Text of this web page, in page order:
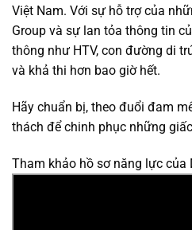
Việt Nam. Với sự hỗ trợ của
Group và sự lan tỏa thông tin
thông như HTV, con đường di
và khả thi hơn bao giờ hết.
Hãy chuẩn bị, theo đuổi đam
thách để chinh phục những
Tham khảo hồ sơ năng lực của